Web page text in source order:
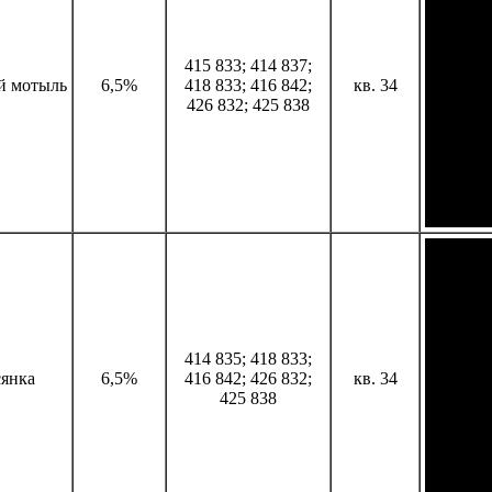
мотыль 6,5%
415 833; 414 837;
418 833; 416 842;
426 832; 425 838
кв. 34
6,5%
414 835; 418 833;
416 842; 426 832;
425 838
кв. 34